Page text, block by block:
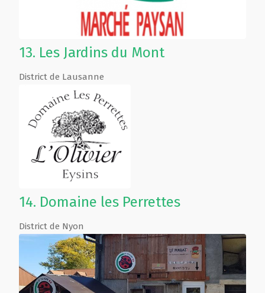
13. Les Jardins du Mont
District de Lausanne
14. Domaine les Perrettes
District de Nyon